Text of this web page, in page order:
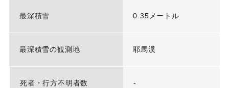
最深積雪 0.35メートル
最深積雪の観測地 耶馬溪
死者・行方不明者数 -